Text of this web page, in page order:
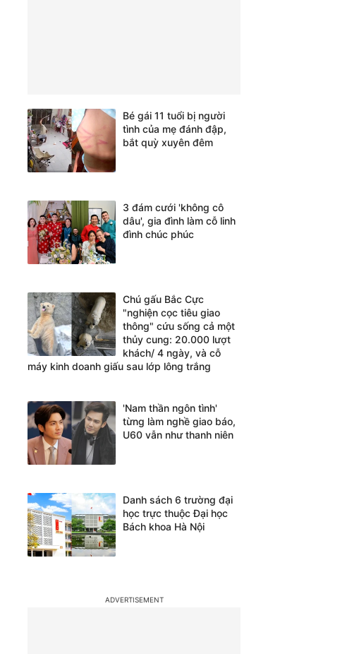
Bé gái 11 tuổi bị người
tình của mẹ đánh đập,
bắt quỳ xuyên đêm
3 đám cưới 'không cô
dâu', gia đình làm cỗ linh
đình chúc phúc
Chú gấu Bắc Cực
"nghiện cọc tiêu giao
thông" cứu sống cả một
thủy cung: 20.000 lượt
khách/ 4 ngày, và cỗ
máy kinh doanh giấu sau lớp lông trắng
'Nam thần ngôn tình'
từng làm nghề giao báo,
U60 vẫn như thanh niên
Danh sách 6 trường đại
học trực thuộc Đại học
Bách khoa Hà Nội